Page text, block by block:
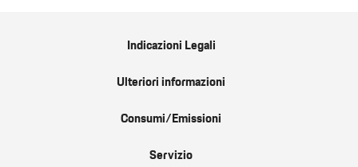
Indicazioni Legali
Ulteriori informazioni
Consumi/Emissioni
Servizio